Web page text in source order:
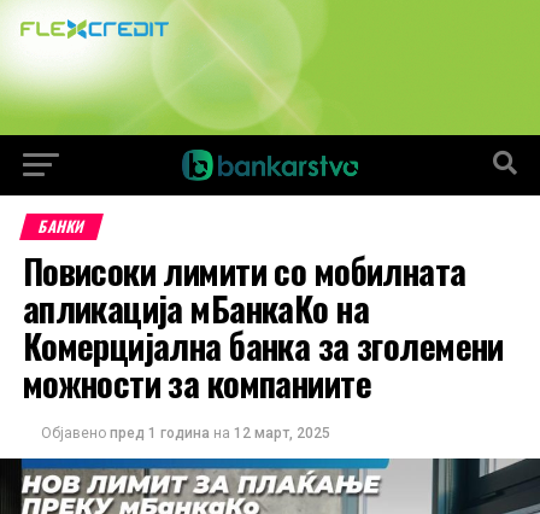
БАНКИ
Повисоки лимити со мобилната
апликација мБанкаКо на
Комерцијална банка за зголемени
можности за компаниите
Објавено пред 1 година на 12 март, 2025